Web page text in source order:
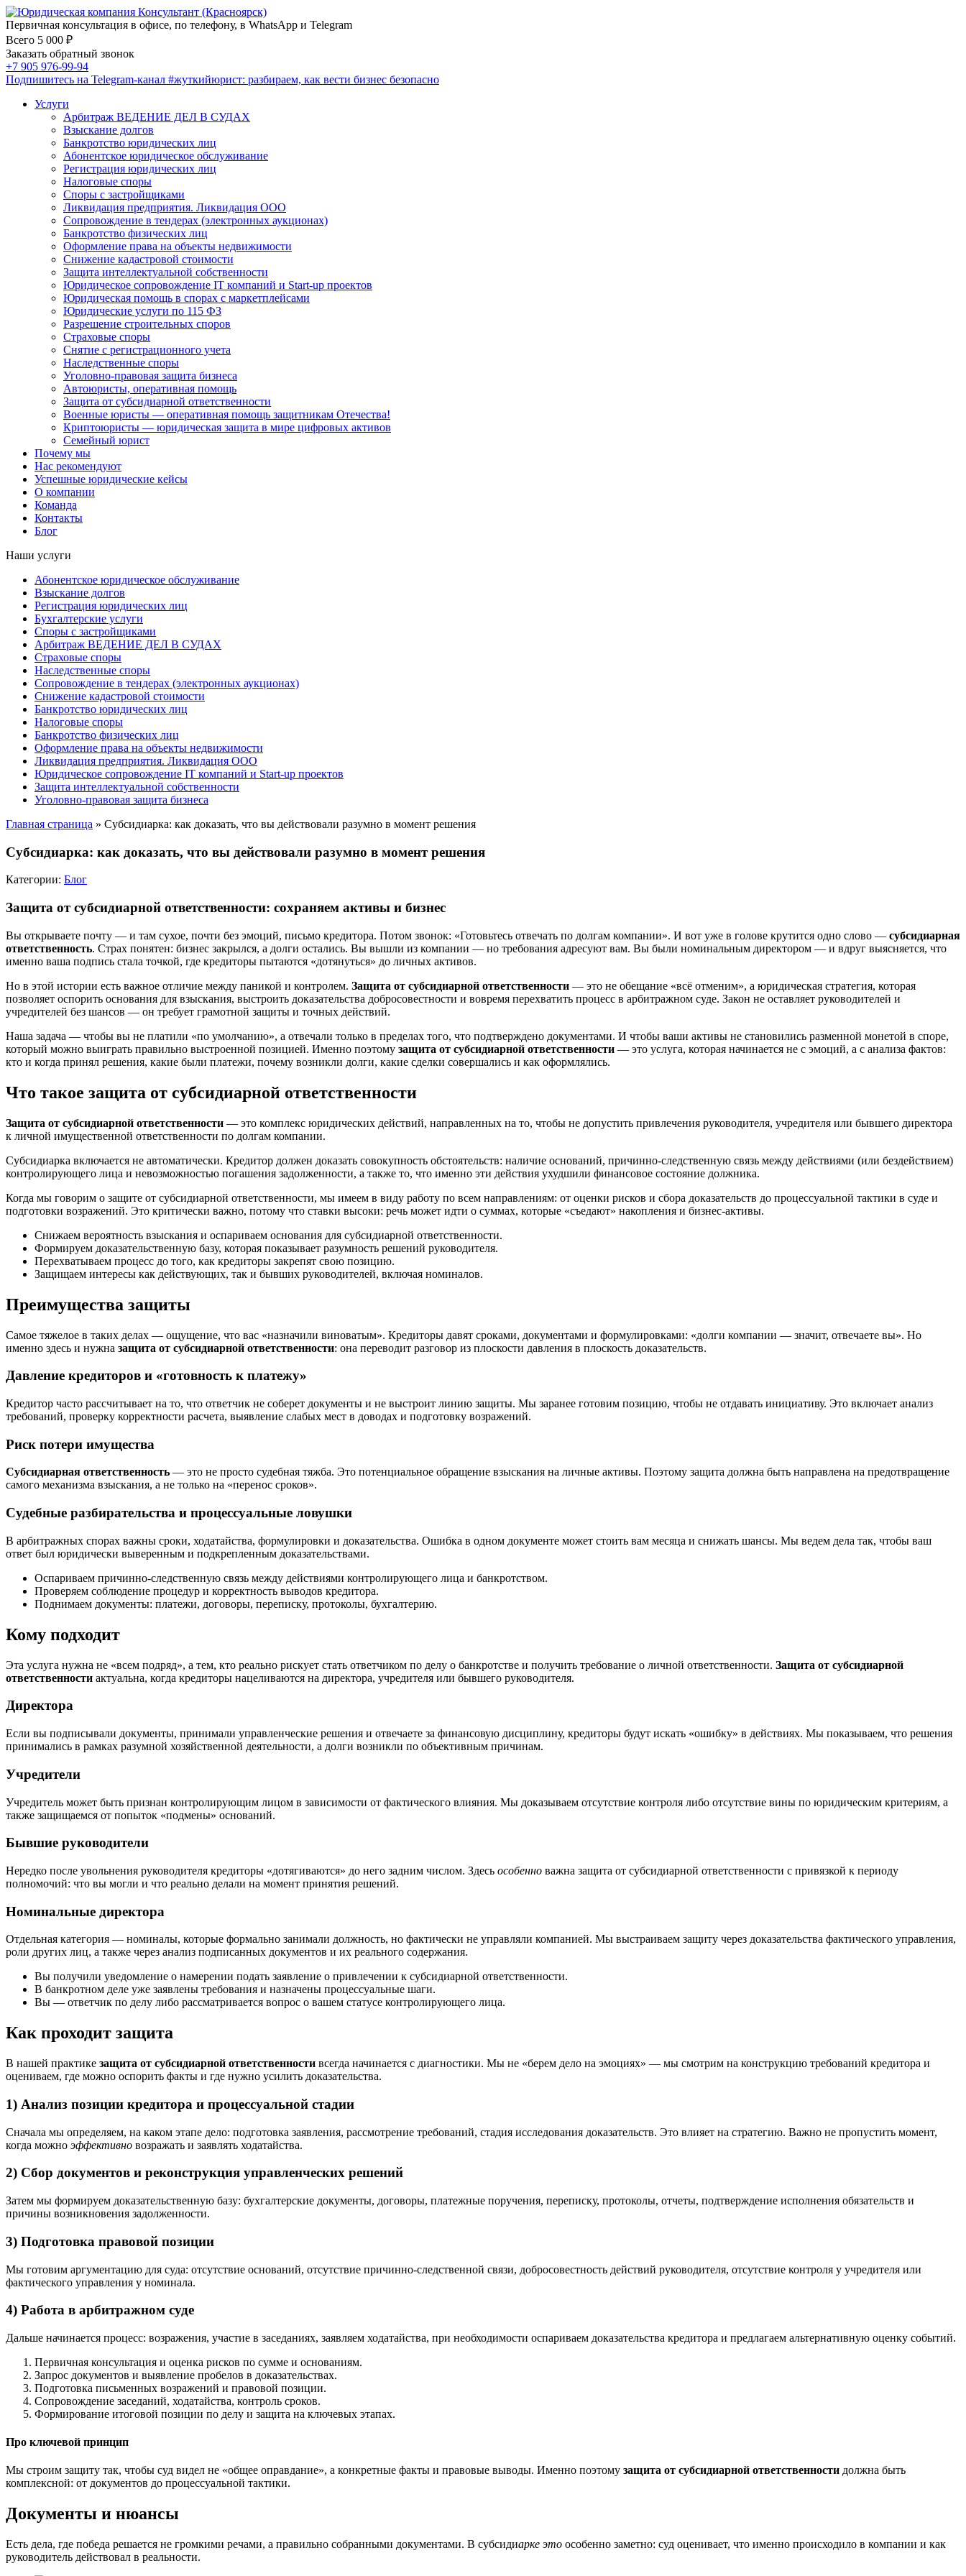
Первичная консультация в офисе, по телефону, в WhatsApp и Telegram
Всего 5 000 ₽
Заказать обратный звонок
+7 905 976-99-94
Подпишитесь на Telegram-канал #жуткийюрист: разбираем, как вести бизнес безопасно
Услуги
Арбитраж ВЕДЕНИЕ ДЕЛ В СУДАХ
Взыскание долгов
Банкротство юридических лиц
Абонентское юридическое обслуживание
Регистрация юридических лиц
Налоговые споры
Споры с застройщиками
Ликвидация предприятия. Ликвидация ООО
Сопровождение в тендерах (электронных аукционах)
Банкротство физических лиц
Оформление права на объекты недвижимости
Снижение кадастровой стоимости
Защита интеллектуальной собственности
Юридическое сопровождение IT компаний и Start-up проектов
Юридическая помощь в спорах с маркетплейсами
Юридические услуги по 115 ФЗ
Разрешение строительных споров
Страховые споры
Снятие с регистрационного учета
Наследственные споры
Уголовно-правовая защита бизнеса
Автоюристы, оперативная помощь
Защита от субсидиарной ответственности
Военные юристы — оперативная помощь защитникам Отечества!
Криптоюристы — юридическая защита в мире цифровых активов
Семейный юрист
Почему мы
Нас рекомендуют
Успешные юридические кейсы
О компании
Команда
Контакты
Блог
Наши услуги
Абонентское юридическое обслуживание
Взыскание долгов
Регистрация юридических лиц
Бухгалтерские услуги
Споры с застройщиками
Арбитраж ВЕДЕНИЕ ДЕЛ В СУДАХ
Страховые споры
Наследственные споры
Сопровождение в тендерах (электронных аукционах)
Снижение кадастровой стоимости
Банкротство юридических лиц
Налоговые споры
Банкротство физических лиц
Оформление права на объекты недвижимости
Ликвидация предприятия. Ликвидация ООО
Юридическое сопровождение IT компаний и Start-up проектов
Защита интеллектуальной собственности
Уголовно-правовая защита бизнеса
Главная страница » Субсидиарка: как доказать, что вы действовали разумно в момент решения
Субсидиарка: как доказать, что вы действовали разумно в момент решения
Категории: Блог
Защита от субсидиарной ответственности: сохраняем активы и бизнес
Вы открываете почту — и там сухое, почти без эмоций, письмо кредитора. Потом звонок: «Готовьтесь отвечать по долгам компании». И вот уже в голове крутится одно слово — субсидиарная
ответственность. Страх понятен: бизнес закрылся, а долги остались. Вы вышли из компании — но требования адресуют вам. Вы были номинальным директором — и вдруг выясняется, что
именно ваша подпись стала точкой, где кредиторы пытаются «дотянуться» до личных активов.
Но в этой истории есть важное отличие между паникой и контролем. Защита от субсидиарной ответственности — это не обещание «всё отменим», а юридическая стратегия, которая
позволяет оспорить основания для взыскания, выстроить доказательства добросовестности и вовремя перехватить процесс в арбитражном суде. Закон не оставляет руководителей и
учредителей без шансов — он требует грамотной защиты и точных действий.
Наша задача — чтобы вы не платили «по умолчанию», а отвечали только в пределах того, что подтверждено документами. И чтобы ваши активы не становились разменной монетой в споре,
который можно выиграть правильно выстроенной позицией. Именно поэтому защита от субсидиарной ответственности — это услуга, которая начинается не с эмоций, а с анализа фактов:
кто и когда принял решения, какие были платежи, почему возникли долги, какие сделки совершались и как оформлялись.
Что такое защита от субсидиарной ответственности
Защита от субсидиарной ответственности — это комплекс юридических действий, направленных на то, чтобы не допустить привлечения руководителя, учредителя или бывшего директора
к личной имущественной ответственности по долгам компании.
Субсидиарка включается не автоматически. Кредитор должен доказать совокупность обстоятельств: наличие оснований, причинно-следственную связь между действиями (или бездействием)
контролирующего лица и невозможностью погашения задолженности, а также то, что именно эти действия ухудшили финансовое состояние должника.
Когда мы говорим о защите от субсидиарной ответственности, мы имеем в виду работу по всем направлениям: от оценки рисков и сбора доказательств до процессуальной тактики в суде и
подготовки возражений. Это критически важно, потому что ставки высоки: речь может идти о суммах, которые «съедают» накопления и бизнес-активы.
Снижаем вероятность взыскания и оспариваем основания для субсидиарной ответственности.
Формируем доказательственную базу, которая показывает разумность решений руководителя.
Перехватываем процесс до того, как кредиторы закрепят свою позицию.
Защищаем интересы как действующих, так и бывших руководителей, включая номиналов.
Преимущества защиты
Самое тяжелое в таких делах — ощущение, что вас «назначили виноватым». Кредиторы давят сроками, документами и формулировками: «долги компании — значит, отвечаете вы». Но
именно здесь и нужна защита от субсидиарной ответственности: она переводит разговор из плоскости давления в плоскость доказательств.
Давление кредиторов и «готовность к платежу»
Кредитор часто рассчитывает на то, что ответчик не соберет документы и не выстроит линию защиты. Мы заранее готовим позицию, чтобы не отдавать инициативу. Это включает анализ
требований, проверку корректности расчета, выявление слабых мест в доводах и подготовку возражений.
Риск потери имущества
Субсидиарная ответственность — это не просто судебная тяжба. Это потенциальное обращение взыскания на личные активы. Поэтому защита должна быть направлена на предотвращение
самого механизма взыскания, а не только на «перенос сроков».
Судебные разбирательства и процессуальные ловушки
В арбитражных спорах важны сроки, ходатайства, формулировки и доказательства. Ошибка в одном документе может стоить вам месяца и снижать шансы. Мы ведем дела так, чтобы ваш
ответ был юридически выверенным и подкрепленным доказательствами.
Оспариваем причинно-следственную связь между действиями контролирующего лица и банкротством.
Проверяем соблюдение процедур и корректность выводов кредитора.
Поднимаем документы: платежи, договоры, переписку, протоколы, бухгалтерию.
Кому подходит
Эта услуга нужна не «всем подряд», а тем, кто реально рискует стать ответчиком по делу о банкротстве и получить требование о личной ответственности. Защита от субсидиарной
ответственности актуальна, когда кредиторы нацеливаются на директора, учредителя или бывшего руководителя.
Директора
Если вы подписывали документы, принимали управленческие решения и отвечаете за финансовую дисциплину, кредиторы будут искать «ошибку» в действиях. Мы показываем, что решения
принимались в рамках разумной хозяйственной деятельности, а долги возникли по объективным причинам.
Учредители
Учредитель может быть признан контролирующим лицом в зависимости от фактического влияния. Мы доказываем отсутствие контроля либо отсутствие вины по юридическим критериям, а
также защищаемся от попыток «подмены» оснований.
Бывшие руководители
Нередко после увольнения руководителя кредиторы «дотягиваются» до него задним числом. Здесь особенно важна защита от субсидиарной ответственности с привязкой к периоду
полномочий: что вы могли и что реально делали на момент принятия решений.
Номинальные директора
Отдельная категория — номиналы, которые формально занимали должность, но фактически не управляли компанией. Мы выстраиваем защиту через доказательства фактического управления,
роли других лиц, а также через анализ подписанных документов и их реального содержания.
Вы получили уведомление о намерении подать заявление о привлечении к субсидиарной ответственности.
В банкротном деле уже заявлены требования и назначены процессуальные шаги.
Вы — ответчик по делу либо рассматривается вопрос о вашем статусе контролирующего лица.
Как проходит защита
В нашей практике защита от субсидиарной ответственности всегда начинается с диагностики. Мы не «берем дело на эмоциях» — мы смотрим на конструкцию требований кредитора и
оцениваем, где можно оспорить факты и где нужно усилить доказательства.
1) Анализ позиции кредитора и процессуальной стадии
Сначала мы определяем, на каком этапе дело: подготовка заявления, рассмотрение требований, стадия исследования доказательств. Это влияет на стратегию. Важно не пропустить момент,
когда можно эффективно возражать и заявлять ходатайства.
2) Сбор документов и реконструкция управленческих решений
Затем мы формируем доказательственную базу: бухгалтерские документы, договоры, платежные поручения, переписку, протоколы, отчеты, подтверждение исполнения обязательств и
причины возникновения задолженности.
3) Подготовка правовой позиции
Мы готовим аргументацию для суда: отсутствие оснований, отсутствие причинно-следственной связи, добросовестность действий руководителя, отсутствие контроля у учредителя или
фактического управления у номинала.
4) Работа в арбитражном суде
Дальше начинается процесс: возражения, участие в заседаниях, заявляем ходатайства, при необходимости оспариваем доказательства кредитора и предлагаем альтернативную оценку событий.
Первичная консультация и оценка рисков по сумме и основаниям.
Запрос документов и выявление пробелов в доказательствах.
Подготовка письменных возражений и правовой позиции.
Сопровождение заседаний, ходатайства, контроль сроков.
Формирование итоговой позиции по делу и защита на ключевых этапах.
Про ключевой принцип
Мы строим защиту так, чтобы суд видел не «общее оправдание», а конкретные факты и правовые выводы. Именно поэтому защита от субсидиарной ответственности должна быть
комплексной: от документов до процессуальной тактики.
Документы и нюансы
Есть дела, где победа решается не громкими речами, а правильно собранными документами. В субсидиарке это особенно заметно: суд оценивает, что именно происходило в компании и как
руководитель действовал в реальности.